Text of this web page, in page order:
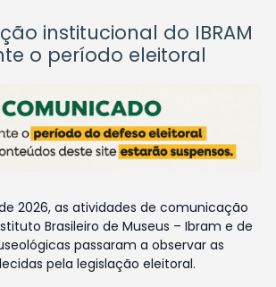
institucional do IBRAM
o período eleitoral
2026, as atividades de comunicação
Brasileiro de Museus – Ibram e de
passaram a observar as
pela legislação eleitoral.